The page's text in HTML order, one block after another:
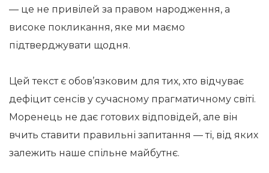
— це не привілей за правом народження, а
високе покликання, яке ми маємо
підтверджувати щодня.
Цей текст є обов’язковим для тих, хто відчуває
дефіцит сенсів у сучасному прагматичному світі.
Моренець не дає готових відповідей, але він
вчить ставити правильні запитання — ті, від яких
залежить наше спільне майбутнє.